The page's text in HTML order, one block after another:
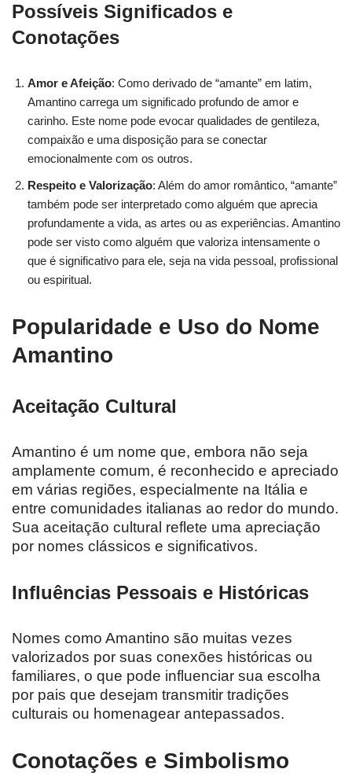
Possíveis Significados e
Conotações
Amor e Afeição: Como derivado de “amante” em latim,
Amantino carrega um significado profundo de amor e
carinho. Este nome pode evocar qualidades de gentileza,
compaixão e uma disposição para se conectar
emocionalmente com os outros.
Respeito e Valorização: Além do amor romântico, “amante”
também pode ser interpretado como alguém que aprecia
profundamente a vida, as artes ou as experiências. Amantino
pode ser visto como alguém que valoriza intensamente o
que é significativo para ele, seja na vida pessoal, profissional
ou espiritual.
Popularidade e Uso do Nome
Amantino
Aceitação Cultural
Amantino é um nome que, embora não seja
amplamente comum, é reconhecido e apreciado
em várias regiões, especialmente na Itália e
entre comunidades italianas ao redor do mundo.
Sua aceitação cultural reflete uma apreciação
por nomes clássicos e significativos.
Influências Pessoais e Históricas
Nomes como Amantino são muitas vezes
valorizados por suas conexões históricas ou
familiares, o que pode influenciar sua escolha
por pais que desejam transmitir tradições
culturais ou homenagear antepassados.
Conotações e Simbolismo